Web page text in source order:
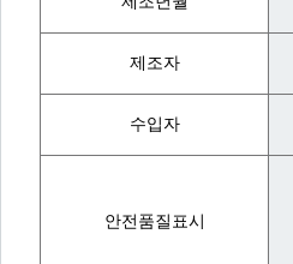
제조자
수입자
안전품질표시